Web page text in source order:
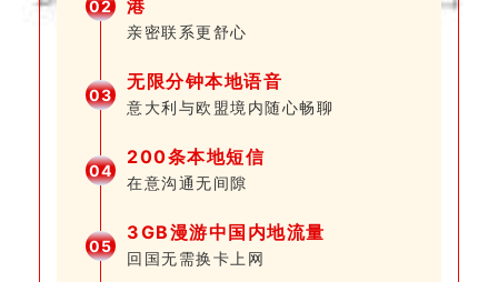
02
港
亲密联系更舒心
03
无限分钟本地语音
意大利与欧盟境内随心畅聊
04
200条本地短信
在意沟通无间隙
05
3GB漫游中国内地流量
回国无需换卡上网